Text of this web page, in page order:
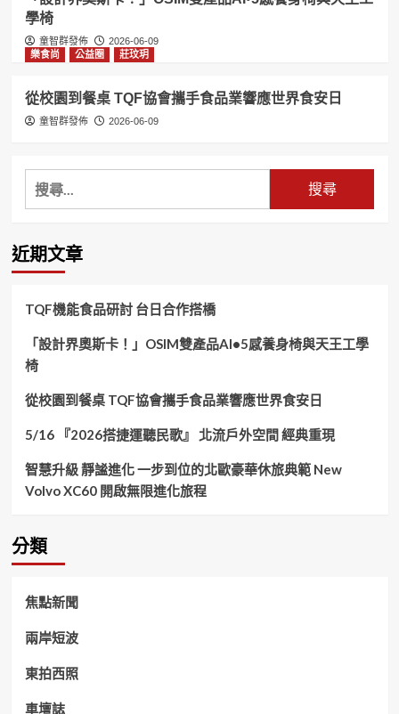
學椅
童智群發佈
2026-06-09
樂食尚
公益圈 莊玟玥
從校園到餐桌 TQF協會攜手食品業響應世界食安日
童智群發佈 2026-06-09
搜
尋
鍵
字:
近期文章
TQF機能食品研討 台日合作搭橋
「設計界奧斯卡！」OSIM雙產品AI•5感養身椅與天王工學
椅
從校園到餐桌 TQF協會攜手食品業響應世界食安日
5/16 『2026搭捷運聽民歌』 北流戶外空間 經典重現
智慧升級 靜謐進化 一步到位的北歐豪華休旅典範 New
Volvo XC60 開啟無限進化旅程
分類
焦點新聞
兩岸短波
東拍西照
車壇誌